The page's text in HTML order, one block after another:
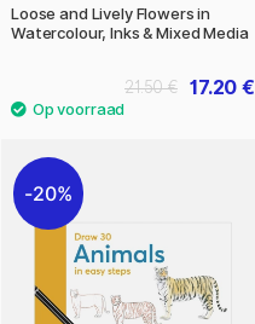
Loose and Lively Flowers in
Watercolour, Inks & Mixed Media
17.20 €
21.50 €
20%